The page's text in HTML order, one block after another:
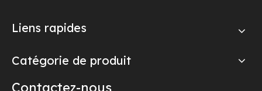
Liens rapides
Catégorie de produit
Contactez-nous